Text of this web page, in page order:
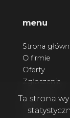
menu
Strona
O firmie
Oferty
Zgłoszenia
Ta strona